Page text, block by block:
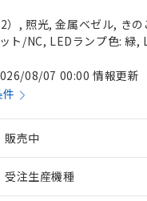
, 照光, 金属ベゼル, き
ト/NC, LEDランプ色:
08/07 00:00 情報更新
販売中
受注生産機種